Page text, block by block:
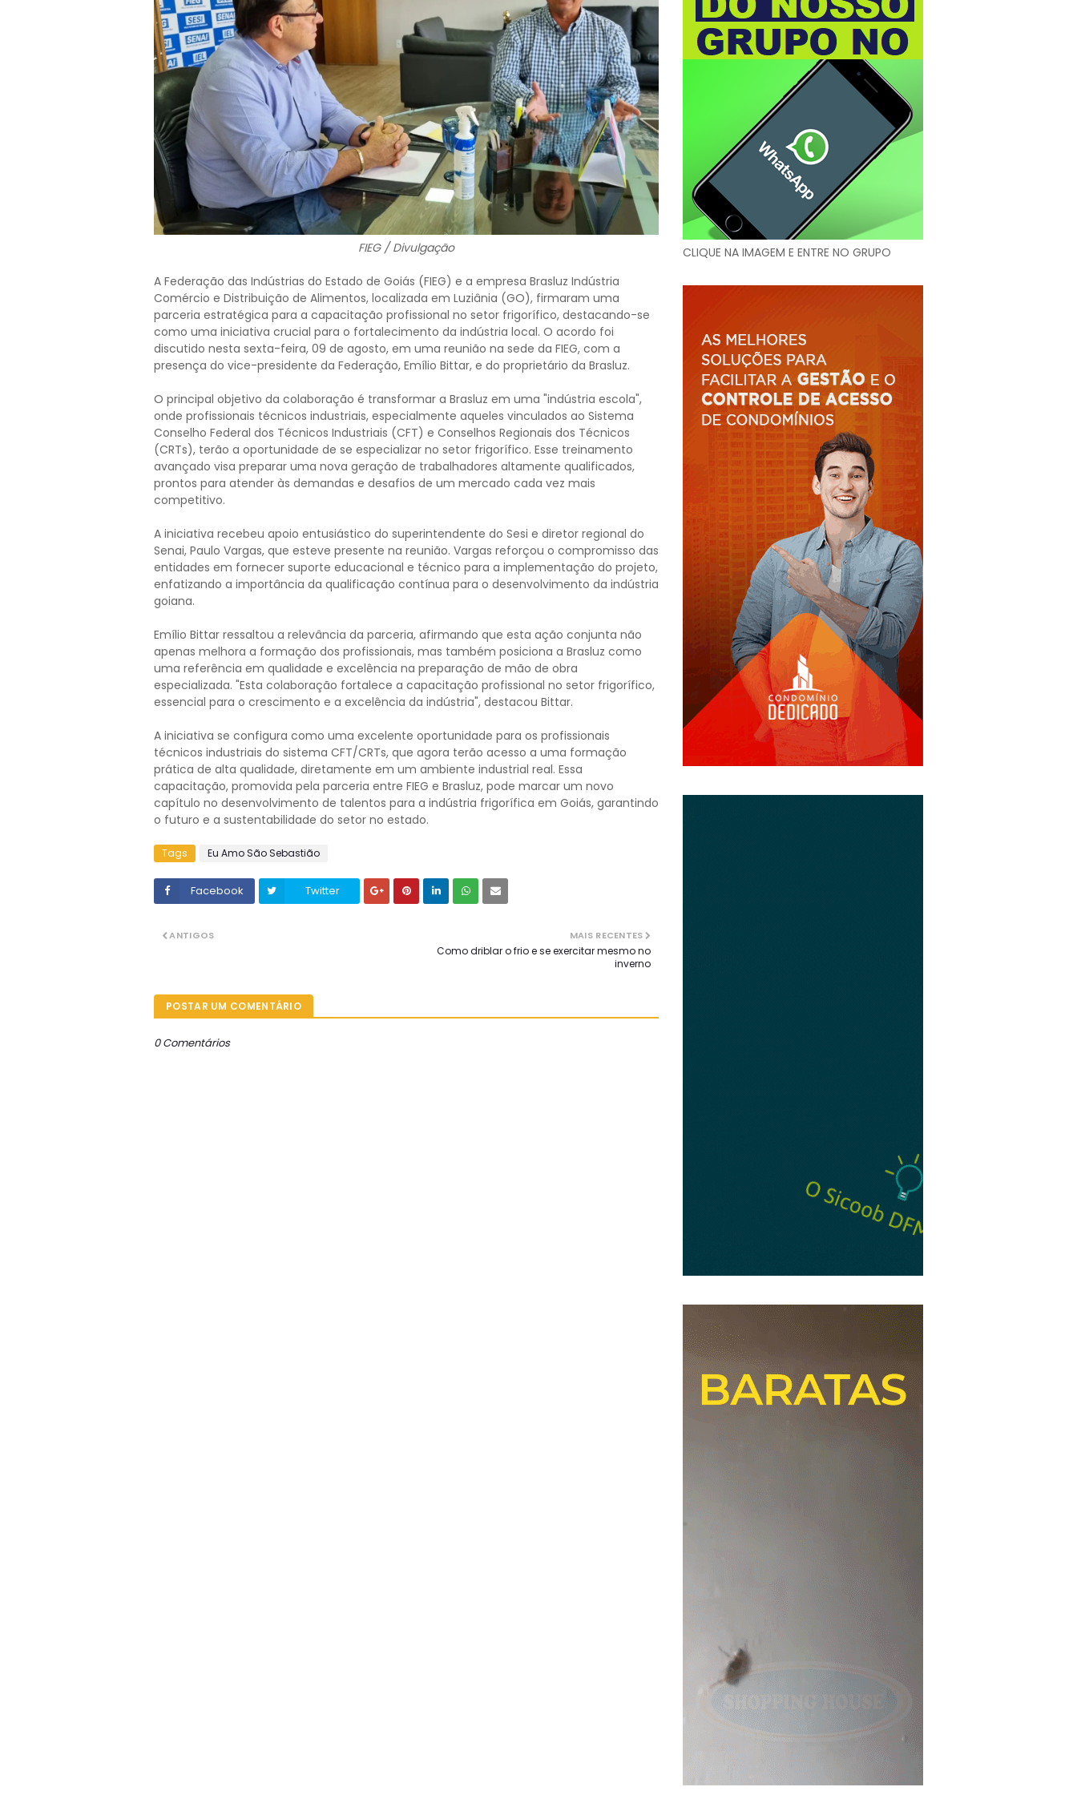
FIEG / Divulgação
A Federação das Indústrias do Estado de Goiás (FIEG) e a empresa Brasluz Indústria
Comércio e Distribuição de Alimentos, localizada em Luziânia (GO), firmaram uma
parceria estratégica para a capacitação profissional no setor frigorífico, destacando-se
como uma iniciativa crucial para o fortalecimento da indústria local. O acordo foi
discutido nesta sexta-feira, 09 de agosto, em uma reunião na sede da FIEG, com a
presença do vice-presidente da Federação, Emílio Bittar, e do proprietário da Brasluz.
O principal objetivo da colaboração é transformar a Brasluz em uma "indústria escola",
onde profissionais técnicos industriais, especialmente aqueles vinculados ao Sistema
Conselho Federal dos Técnicos Industriais (CFT) e Conselhos Regionais dos Técnicos
(CRTs), terão a oportunidade de se especializar no setor frigorífico. Esse treinamento
avançado visa preparar uma nova geração de trabalhadores altamente qualificados,
prontos para atender às demandas e desafios de um mercado cada vez mais
competitivo.
A iniciativa recebeu apoio entusiástico do superintendente do Sesi e diretor regional do
Senai, Paulo Vargas, que esteve presente na reunião. Vargas reforçou o compromisso das
entidades em fornecer suporte educacional e técnico para a implementação do projeto,
enfatizando a importância da qualificação contínua para o desenvolvimento da indústria
goiana.
Emílio Bittar ressaltou a relevância da parceria, afirmando que esta ação conjunta não
apenas melhora a formação dos profissionais, mas também posiciona a Brasluz como
uma referência em qualidade e excelência na preparação de mão de obra
especializada. "Esta colaboração fortalece a capacitação profissional no setor frigorífico,
essencial para o crescimento e a excelência da indústria", destacou Bittar.
A iniciativa se configura como uma excelente oportunidade para os profissionais
técnicos industriais do sistema CFT/CRTs, que agora terão acesso a uma formação
prática de alta qualidade, diretamente em um ambiente industrial real. Essa
capacitação, promovida pela parceria entre FIEG e Brasluz, pode marcar um novo
capítulo no desenvolvimento de talentos para a indústria frigorífica em Goiás, garantindo
o futuro e a sustentabilidade do setor no estado.
Tags Eu Amo São Sebastião
Facebook Twitter
MAIS RECENTES
Como driblar o frio e se exercitar mesmo no
inverno
ANTIGOS
POSTAR UM COMENTÁRIO
0 Comentários
CLIQUE NA IMAGEM E ENTRE NO GRUPO